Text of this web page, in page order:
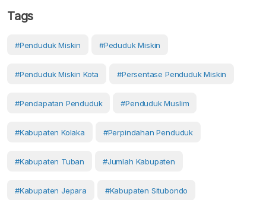
Tags
#Penduduk Miskin #Peduduk Miskin
#Penduduk Miskin Kota #Persentase Penduduk Miskin
#pendapatan Penduduk #penduduk Muslim
#Kabupaten Kolaka #perpindahan Penduduk
#Kabupaten Tuban #Jumlah Kabupaten
#Kabupaten Jepara #Kabupaten Situbondo